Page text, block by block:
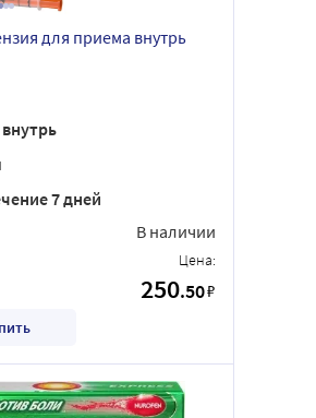
для приема внутрь
7 дней
В наличии
Цена:
250.50₽